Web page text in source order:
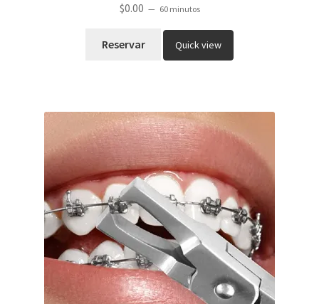
$0.00 60 minutos
Reservar Quick view